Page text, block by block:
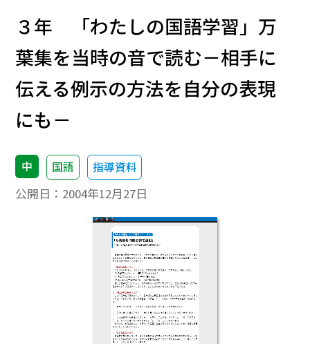
３年 「わたしの国語学習」万
葉集を当時の音で読む－相手に
伝える例示の方法を自分の表現
にも－
中 国語 指導資料
公開日： 2004年12月27日